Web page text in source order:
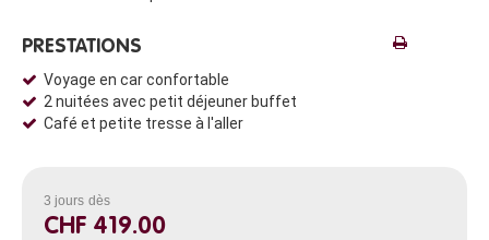
PRESTATIONS
Voyage en car confortable
2 nuitées avec petit déjeuner buffet
Café et petite tresse à l'aller
3 jours dès
CHF 419.00